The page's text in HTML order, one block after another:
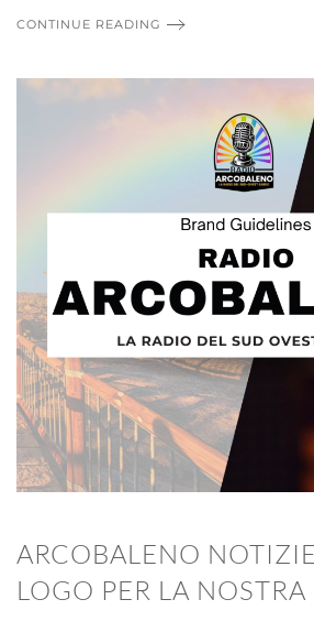
CONTINUE READING
ARCOBALENO
LOGO PER LA